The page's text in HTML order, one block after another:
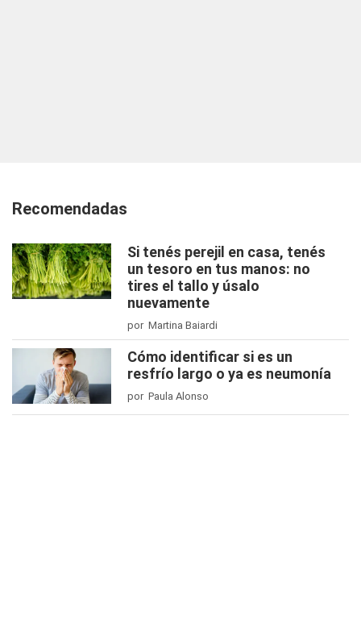
Recomendadas
Si tenés perejil en casa, tenés
un tesoro en tus manos: no
tires el tallo y úsalo
nuevamente
por Martina Baiardi
Cómo identificar si es un
resfrío largo o ya es neumonía
por Paula Alonso